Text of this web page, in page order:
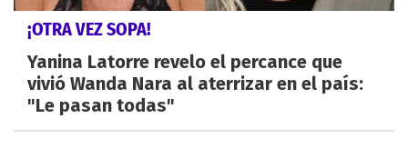
¡OTRA VEZ SOPA!
Yanina Latorre revelo el percance que
vivió Wanda Nara al aterrizar en el país:
"Le pasan todas"